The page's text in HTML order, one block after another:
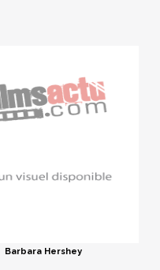
Barbara Hershey